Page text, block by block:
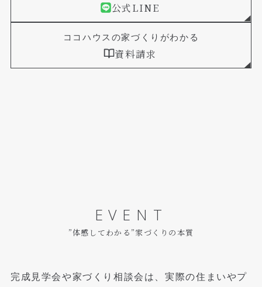
公式LINE
ココハウスの家づくりがわかる
資料請求
EVENT
”体感してわかる”家づくりの本質
完成見学会や家づくり相談会は、実際の住まいやプ